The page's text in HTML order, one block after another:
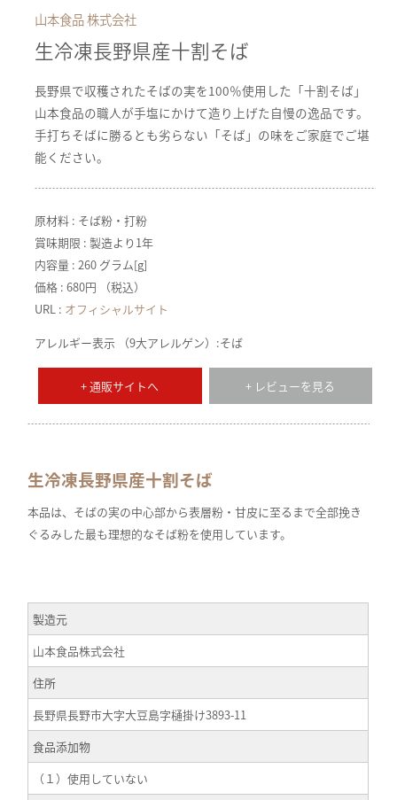
山本食品 株式会社
生冷凍長野県産十割そば
長野県で収穫されたそばの実を100％使用した「十割そば」
山本食品の職人が手塩にかけて造り上げた自慢の逸品です。
手打ちそばに勝るとも劣らない「そば」の味をご家庭でご堪
能ください。
原材料 : そば粉・打粉
賞味期限 : 製造より1年
内容量 : 260 グラム[g]
価格 : 680円 （税込）
URL : オフィシャルサイト
アレルギー表示 （9大アレルゲン）:そば
+ 通販サイトへ + レビューを見る
生冷凍長野県産十割そば
本品は、そばの実の中心部から表層粉・甘皮に至るまで全部挽き
ぐるみした最も理想的なそば粉を使用しています。
製造元
山本食品株式会社
住所
長野県長野市大字大豆島字樋掛け3893-11
食品添加物
（１）使用していない